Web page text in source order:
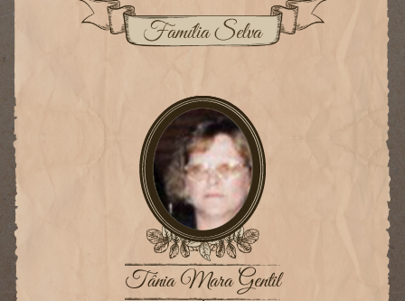
Tânia Mara Gentil